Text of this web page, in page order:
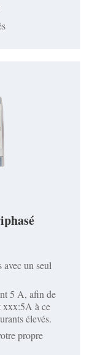
avec un seul
5 A, afin de
xxx:5A à ce
élevés.
propre